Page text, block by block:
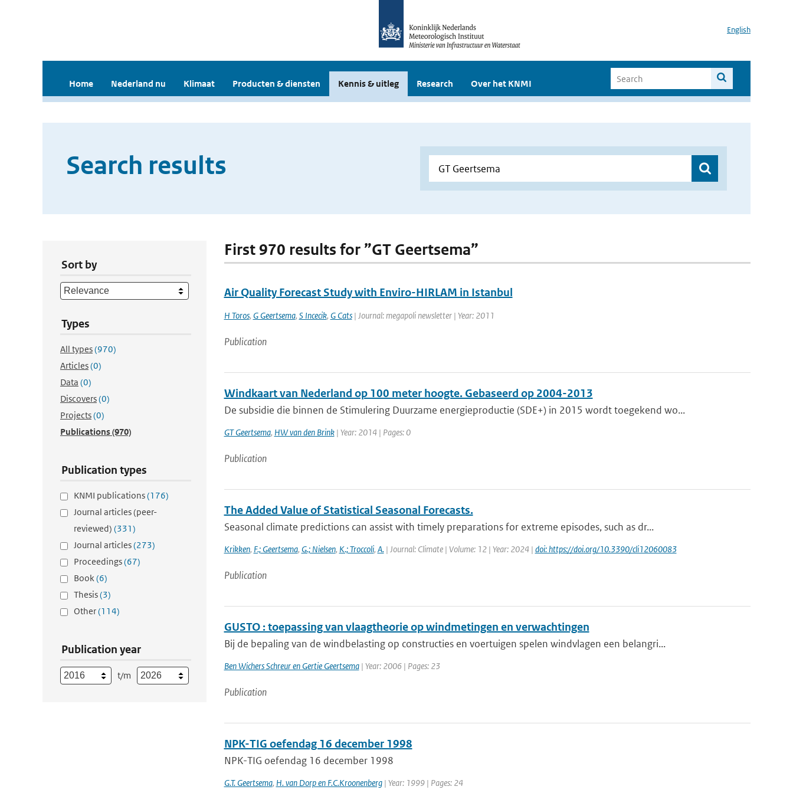
English
Home Nederland nu Klimaat Producten & diensten Kennis & uitleg Research Over het KNMI
Search results
Sort by
Types
All types(970)
Articles(0)
Data (0)
Discovers(0)
Projects(0)
Publications(970)
Publication types
KNMI publications(176)
Journal articles (peer-
reviewed) (331)
Journal articles(273)
Proceedings(67)
Book(6)
Thesis(3)
Other(114)
Publication year
t/m
First 970 results for ”GT Geertsema”
Air Quality Forecast Study with Enviro-HIRLAM in Istanbul
H Toros, G Geertsema, S Incecik, G Cats| Journal: megapoli newsletter | Year: 2011
Publication
Windkaart van Nederland op 100 meter hoogte. Gebaseerd op 2004-2013
De subsidie die binnen de Stimulering Duurzame energieproductie (SDE+) in 2015 wordt toegekend wo...
GT Geertsema, HW van den Brink| Year: 2014 | Pages: 0
Publication
The Added Value of Statistical Seasonal Forecasts.
Seasonal climate predictions can assist with timely preparations for extreme episodes, such as dr...
Krikken, F.; Geertsema, G.; Nielsen, K.; Troccoli, A.| Journal: Climate | Volume: 12 | Year: 2024 | doi: https://doi.org/10.3390/cli12060083
Publication
GUSTO : toepassing van vlaagtheorie op windmetingen en verwachtingen
Bij de bepaling van de windbelasting op constructies en voertuigen spelen windvlagen een belangri...
Ben Wichers Schreur en Gertie Geertsema| Year: 2006 | Pages: 23
Publication
NPK-TIG oefendag 16 december 1998
NPK-TIG oefendag 16 december 1998
G.T. Geertsema, H. van Dorp en F.C.Kroonenberg| Year: 1999 | Pages: 24